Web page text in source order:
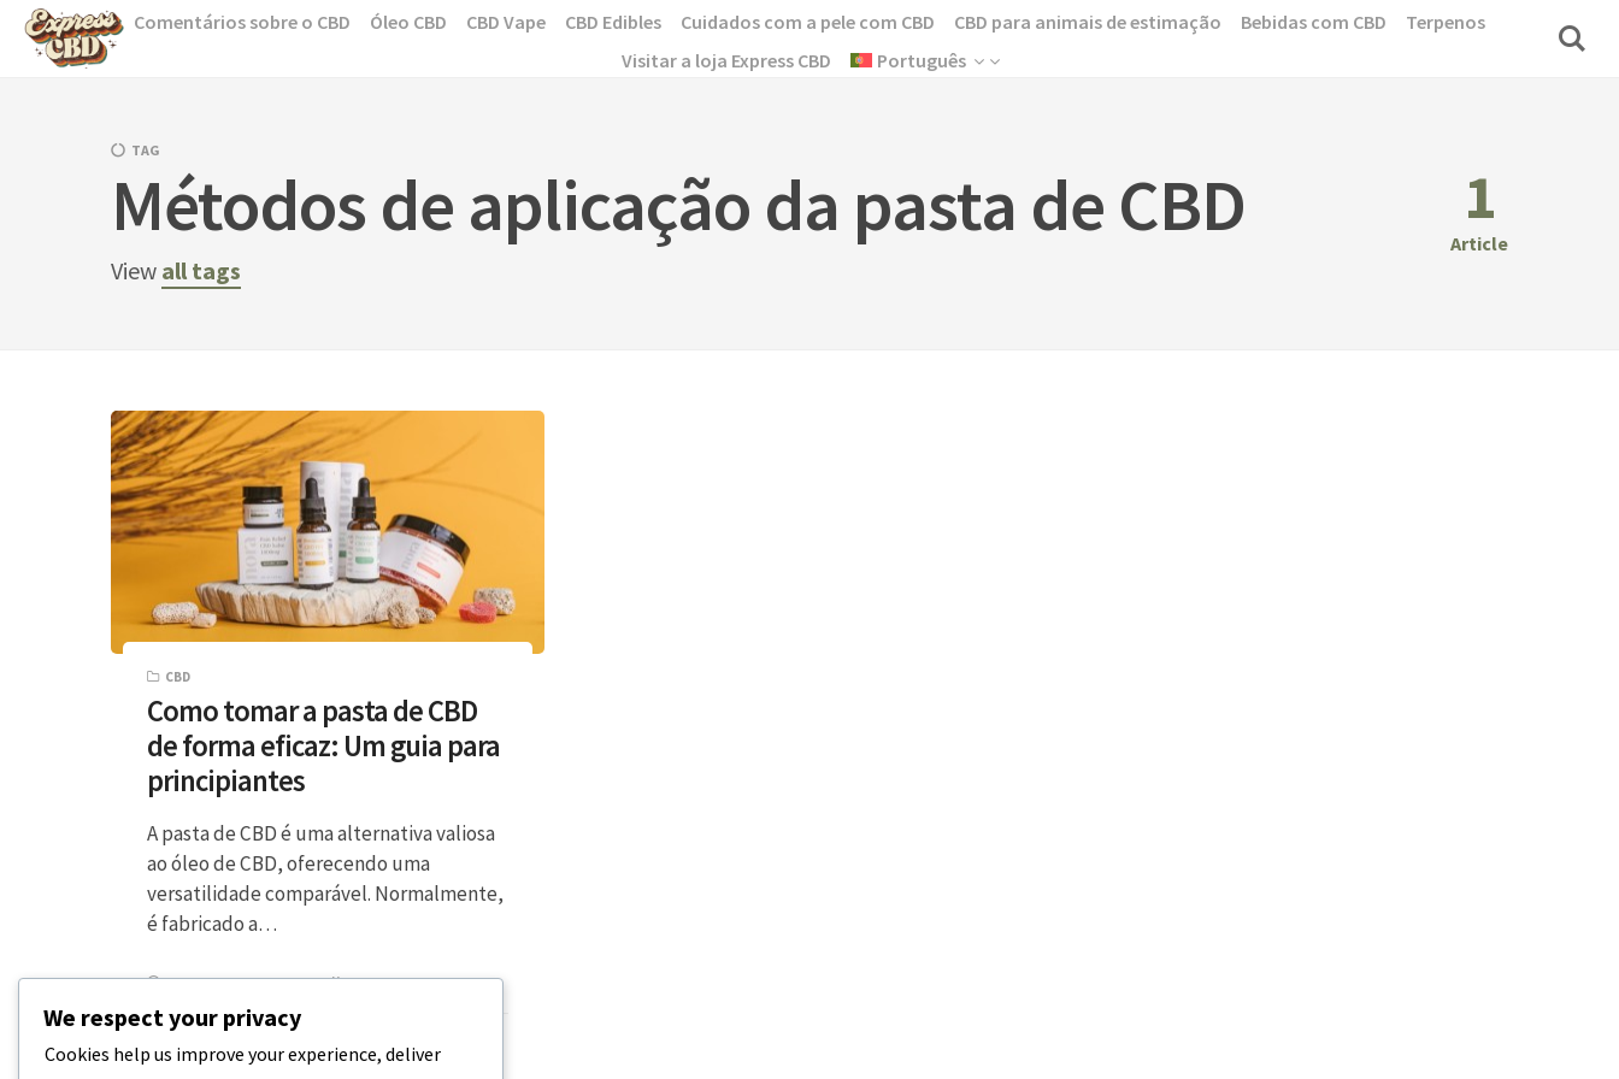
Skip
Comentários sobre o CBD Óleo CBD CBD Vape CBD Edibles Cuidados com a pele com CBD CBD para animais de estimação Bebidas com CBD
Terpenos
Visitar a loja Express CBD
Português
TAG
Métodos de aplicação da pasta de CBD
View all tags
1
Article
CBD
Como tomar a pasta de CBD
de forma eficaz: Um guia para
principiantes
A pasta de CBD é uma alternativa valiosa
ao óleo de CBD, oferecendo uma
versatilidade comparável. Normalmente,
é fabricado a…
7 MINUTOS DE LEITURA 18 DE DEZEMBRO, 2023
We respect your privacy
Cookies help us improve your experience, deliver